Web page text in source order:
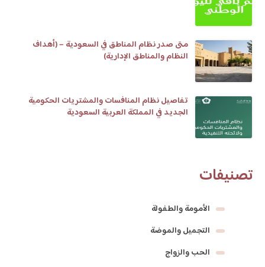
متى صدر نظام المناطق في السعودية – (أهداف
النظام والمناطق الإدارية)
تفاصيل نظام المنافسات والمشتريات الحكومية
الجديد في المملكة العربية السعودية
تصنيفات
الأمومة والطفولة
التجميل والموضة
الحب والزواج